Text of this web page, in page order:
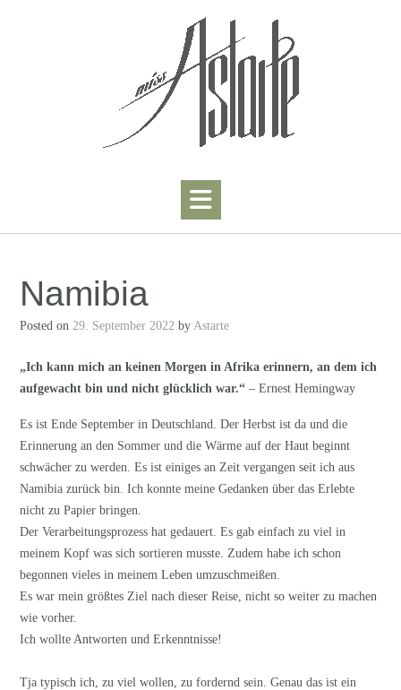
Namibia
Posted on 29. September 2022 by Astarte
„Ich kann mich an keinen Morgen in Afrika erinnern, an dem ich
aufgewacht bin und nicht glücklich war.“ – Ernest Hemingway
Es ist Ende September in Deutschland. Der Herbst ist da und die
Erinnerung an den Sommer und die Wärme auf der Haut beginnt
schwächer zu werden. Es ist einiges an Zeit vergangen seit ich aus
Namibia zurück bin. Ich konnte meine Gedanken über das Erlebte
nicht zu Papier bringen.
Der Verarbeitungsprozess hat gedauert. Es gab einfach zu viel in
meinem Kopf was sich sortieren musste. Zudem habe ich schon
begonnen vieles in meinem Leben umzuschmeißen.
Es war mein größtes Ziel nach dieser Reise, nicht so weiter zu machen
wie vorher.
Ich wollte Antworten und Erkenntnisse!
Tja typisch ich, zu viel wollen, zu fordernd sein. Genau das ist ein